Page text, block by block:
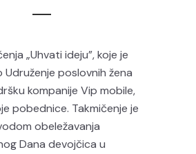
„Uhvati ideju”, koje je
Udruženje poslovnih žena
kompanije Vip mobile,
pobednice. Takmičenje je
obeležavanja
Dana devojčica u